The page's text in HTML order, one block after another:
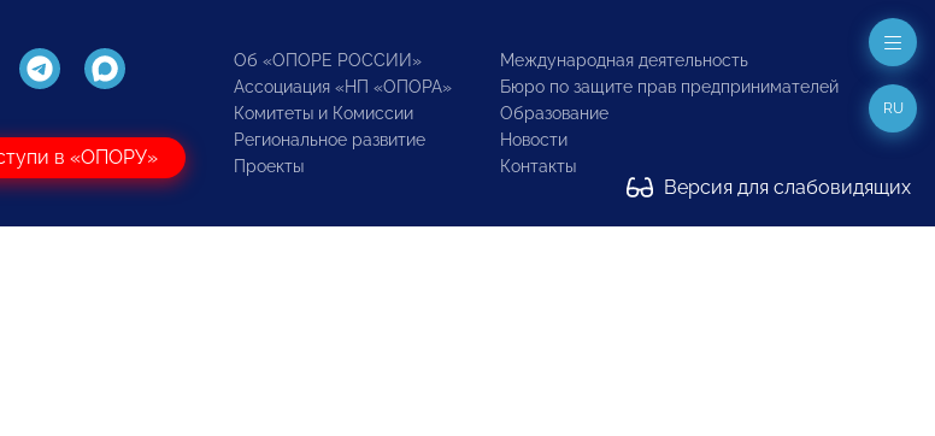
в «ОПОРУ»
Об «ОПОРЕ РОССИИ»
Ассоциация «НП «ОПОРА»
Комитеты и Комиссии
Региональное развитие
Проекты
Международная деятельность
Бюро по защите прав предпринимателей
Образование
Новости
Контакты
Версия для слабовидящих
RU